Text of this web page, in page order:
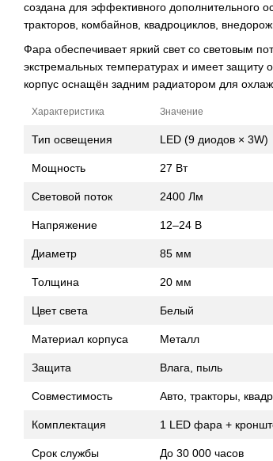
создана для эффективного дополнительного
тракторов, комбайнов, квадроциклов,
Фара обеспечивает яркий свет со световым
экстремальных температурах и имеет защиту
корпус оснащён задним радиатором для
Характеристика Значение
Тип освещения LED (9 диодов × 3W)
Мощность 27 Вт
Световой поток 2400 Лм
Напряжение 12–24 В
Диаметр 85 мм
Толщина 20 мм
Цвет света Белый
Материал корпуса Металл
Защита Влага, пыль
Совместимость Авто, тракторы,
Комплектация 1 LED фара +
Срок службы До 30 000 часов